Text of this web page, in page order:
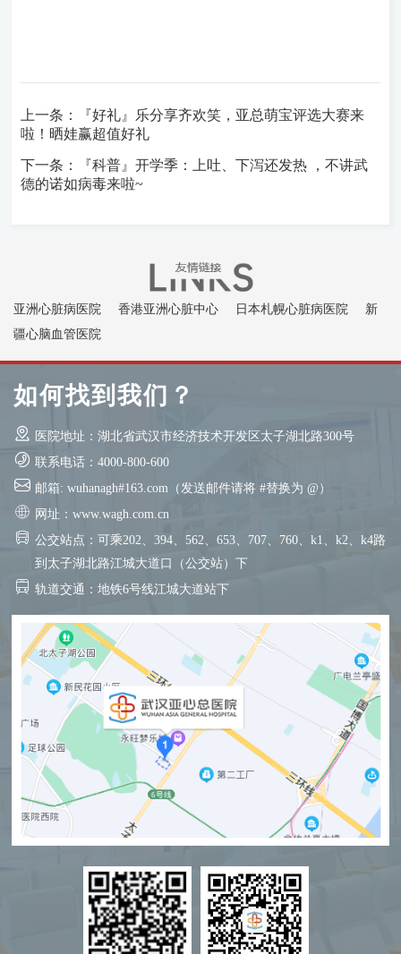
上一条：『好礼』乐分享齐欢笑，亚总萌宝评选大赛来
啦！晒娃赢超值好礼
下一条：『科普』开学季：上吐、下泻还发热 ，不讲武
德的诺如病毒来啦~
亚洲心脏病医院 香港亚洲心脏中心 日本札幌心脏病医院
新
疆心脑血管医院
如何找到我们？
医院地址：湖北省武汉市经济技术开发区太子湖北路300号
联系电话：4000-800-600
邮箱: wuhanagh#163.com（发送邮件请将 #替换为 @）
网址：www.wagh.com.cn
公交站点：可乘202、394、562、653、707、760、k1、k2、k4路
到太子湖北路江城大道口（公交站）下
轨道交通：地铁6号线江城大道站下